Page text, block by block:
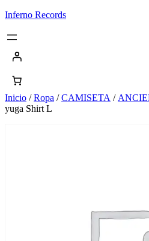
Saltar
contenido
Inferno Records
Inicio /Ropa /CAMISETA /
yuga Shirt L